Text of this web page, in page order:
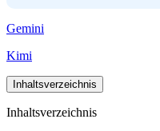
Gemini
Kimi
Inhaltsverzeichnis
Inhaltsverzeichnis